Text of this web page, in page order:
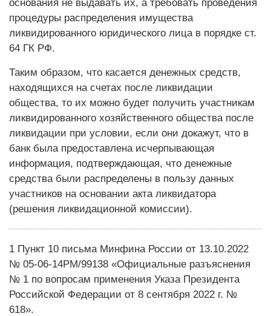
основания не выдавать их, а требовать проведения
процедуры распределения имущества
ликвидированного юридического лица в порядке ст.
64 ГК РФ.
Таким образом, что касается денежных средств,
находящихся на счетах после ликвидации
общества, то их можно будет получить участникам
ликвидированного хозяйственного общества после
ликвидации при условии, если они докажут, что в
банк была предоставлена исчерпывающая
информация, подтверждающая, что денежные
средства были распределены в пользу данных
участников на основании акта ликвидатора
(решения ликвидационной комиссии).
1 Пункт 10 письма Минфина России от 13.10.2022
№ 05-06-14РМ/99138 «Официальные разъяснения
№ 1 по вопросам применения Указа Президента
Российской Федерации от 8 сентября 2022 г. №
618».